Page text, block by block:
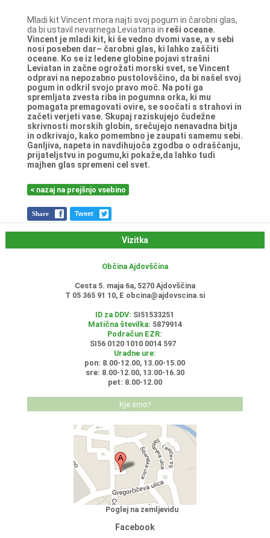
Mladi kit Vincent mora najti svoj pogum in čarobni glas,
da bi ustavil nevarnega Leviatana in reši oceane.
Vincent je mladi kit, ki še vedno dvomi vase, a v sebi
nosi poseben dar– čarobni glas, ki lahko zaščiti
oceane. Ko se iz ledene globine pojavi strašni
Leviatan in začne ogrožati morski svet, se Vincent
odpravi na nepozabno pustolovščino, da bi našel svoj
pogum in odkril svojo pravo moč. Na poti ga
spremljata zvesta riba in pogumna orka, ki mu
pomagatapremagovati ovire, se soočati s strahovi in
začeti verjeti vase. Skupaj raziskujejo čudežne
skrivnosti morskih globin, srečujejo nenavadna bitja
in odkrivajo, kako pomembno jezaupati samemu sebi.
Ganljiva, napeta in navdihujoča zgodba o odraščanju,
prijateljstvu in pogumu,ki pokaže,da lahko tudi
majhen glas spremeni cel svet.
< nazaj na prejšnjo vsebino
Share Tweet
Vizitka
Občina Ajdovščina
Cesta 5. maja 6a, 5270 Ajdovščina
T 05 365 91 10, E obcina@ajdovscina.si
ID za DDV: SI51533251
Matična številka: 5879914
Podračun EZR:
SI56 0120 1010 0014 597
Uradne ure:
pon: 8.00-12.00, 13.00-15.00
sre: 8.00-12.00, 13.00-16.30
pet: 8.00-12.00
Kje smo?
Poglej na zemljevidu
Facebook